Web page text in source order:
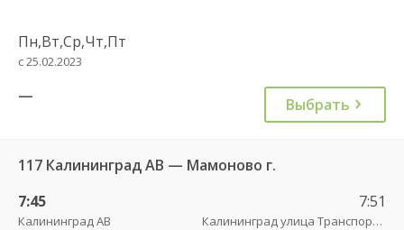
Пн,Вт,Ср,Чт,Пт
с 25.02.2023
— Выбрать
117 Калининград АВ — Мамоново г.
7:45
Калининград АВ
7:51
Калининград улица Транспортая